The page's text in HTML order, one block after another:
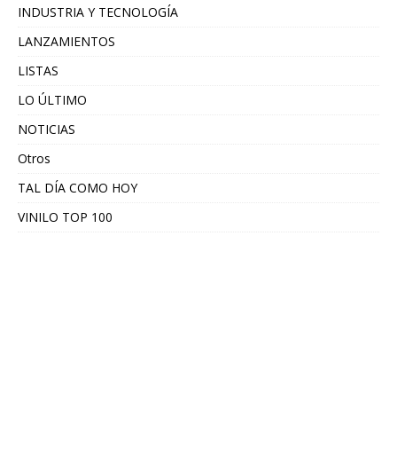
INDUSTRIA Y TECNOLOGÍA
LANZAMIENTOS
LISTAS
LO ÚLTIMO
NOTICIAS
Otros
TAL DÍA COMO HOY
VINILO TOP 100